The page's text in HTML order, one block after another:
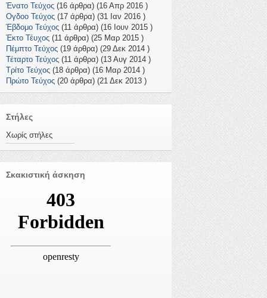
Ένατο Τεύχος (16 άρθρα) (16 Απρ 2016 )
Ογδοο Τεύχος (17 άρθρα) (31 Ιαν 2016 )
Έβδομο Τεύχος (11 άρθρα) (16 Ιουν 2015 )
Έκτο Τέυχος (11 άρθρα) (25 Μαρ 2015 )
Πέμπτο Τεύχος (19 άρθρα) (29 Δεκ 2014 )
Τέταρτο Τεύχος (11 άρθρα) (13 Αυγ 2014 )
Τρίτο Τεύχος (18 άρθρα) (16 Μαρ 2014 )
Πρώτο Τεύχος (20 άρθρα) (21 Δεκ 2013 )
Στήλες
Χωρίς στήλες
Σκακιστική άσκηση